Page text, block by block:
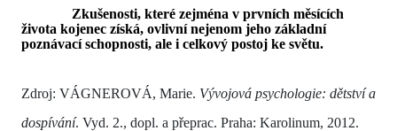
Zkušenosti, které zejména v prvních měsících
života kojenec získá, ovlivní nejenom jeho základní
poznávací schopnosti, ale i celkový postoj ke světu.
Zdroj: VÁGNEROVÁ, Marie. Vývojová psychologie: dětství a
dospívání. Vyd. 2., dopl. a přeprac. Praha: Karolinum, 2012.